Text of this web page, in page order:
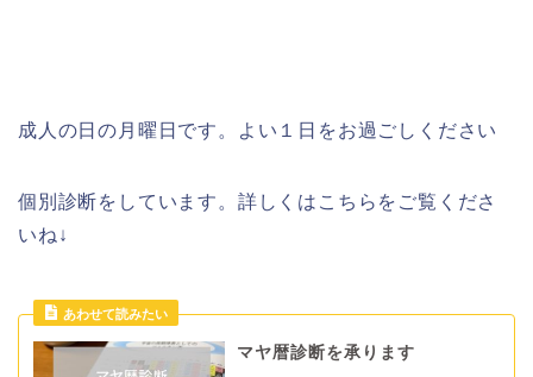
成人の日の月曜日です。よい１日をお過ごしください
個別診断をしています。詳しくはこちらをご覧くださ
いね↓
マヤ暦診断を承ります